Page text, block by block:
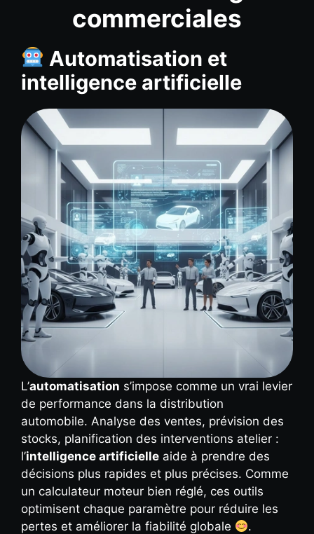
commerciales
Automatisation et
intelligence artificielle
L’automatisation s’impose comme un vrai levier
de performance dans la distribution
automobile. Analyse des ventes, prévision des
stocks, planification des interventions atelier :
l’intelligence artificielle aide à prendre des
décisions plus rapides et plus précises. Comme
un calculateur moteur bien réglé, ces outils
optimisent chaque paramètre pour réduire les
pertes et améliorer la fiabilité globale
.